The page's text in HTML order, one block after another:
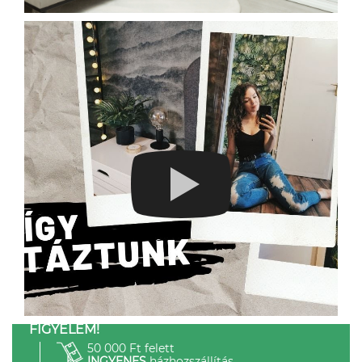
FIGYELEM!
50 000 Ft felett